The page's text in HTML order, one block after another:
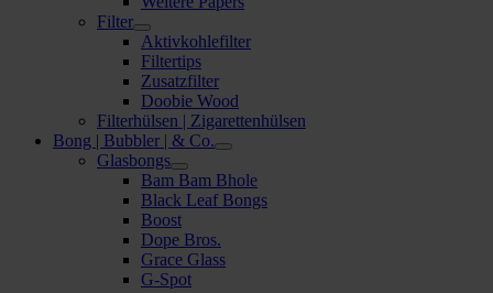
Filter
Aktivkohlefilter
Filtertips
Zusatzfilter
Doobie Wood
Filterhülsen | Zigarettenhülsen
Bong | Bubbler | & Co.
Glasbongs
Bam Bam Bhole
Black Leaf Bongs
Boost
Dope Bros.
Grace Glass
G-Spot